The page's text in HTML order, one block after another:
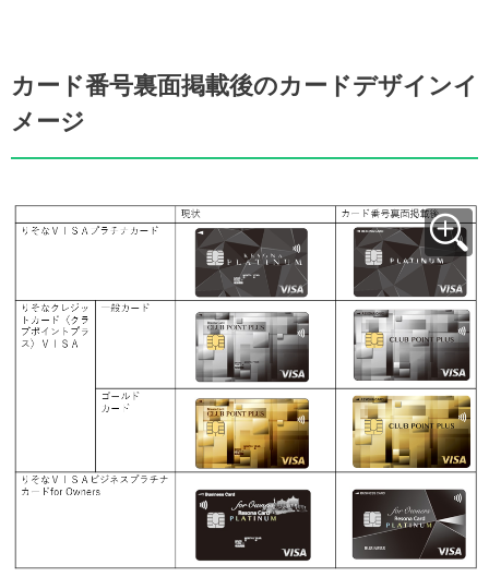
カード番号裏面掲載後のカードデザインイ
メージ